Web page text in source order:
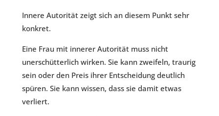
Innere Autorität zeigt sich an diesem Punkt sehr
konkret.
Eine Frau mit innerer Autorität muss nicht
unerschütterlich wirken. Sie kann zweifeln, traurig
sein oder den Preis ihrer Entscheidung deutlich
spüren. Sie kann wissen, dass sie damit etwas
verliert.